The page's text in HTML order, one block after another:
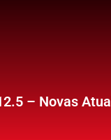
– Novas